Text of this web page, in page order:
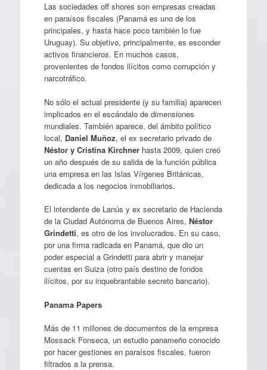
Las sociedades off shores son empresas creadas
en paraísos fiscales (Panamá es uno de los
principales, y hasta hace poco también lo fue
Uruguay). Su objetivo, principalmente, es esconder
activos financieros. En muchos casos,
provenientes de fondos ilícitos como corrupción y
narcotráfico.
No sólo el actual presidente (y su familia) aparecen
implicados en el escándalo de dimensiones
mundiales. También aparece, del ámbito político
local, Daniel Muñoz, el ex secretario privado de
Néstor y Cristina Kirchnerhasta 2009, quien creó
un año después de su salida de la función pública
una empresa en las Islas Vírgenes Británicas,
dedicada a los negocios inmobiliarios.
El intendente de Lanús y ex secretario de Hacienda
de la Ciudad Autónoma de Buenos Aires, Néstor
Grindetti, es otro de los involucrados. En su caso,
por una firma radicada en Panamá, que dio un
poder especial a Grindetti para abrir y manejar
cuentas en Suiza (otro país destino de fondos
ilícitos, por su inquebrantable secreto bancario).
Panama Papers
Más de 11 millones de documentos de la empresa
Mossack Fonseca, un estudio panameño conocido
por hacer gestiones en paraísos fiscales, fueron
filtrados a la prensa.